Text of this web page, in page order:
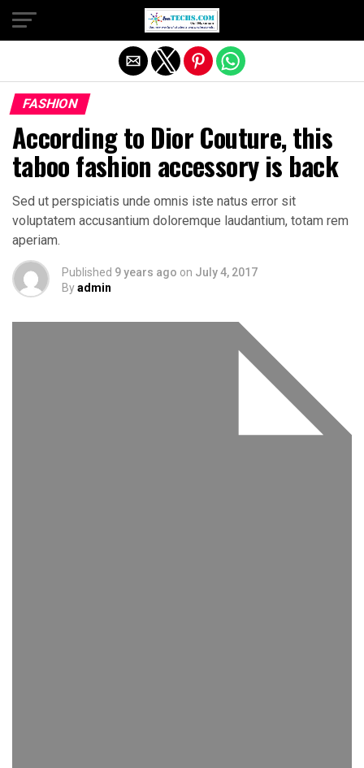
FASHION
According to Dior Couture, this
taboo fashion accessory is back
Sed ut perspiciatis unde omnis iste natus error sit
voluptatem accusantium doloremque laudantium, totam rem
aperiam.
Published 9 years ago on July 4, 2017
Byadmin
Exit mobile version